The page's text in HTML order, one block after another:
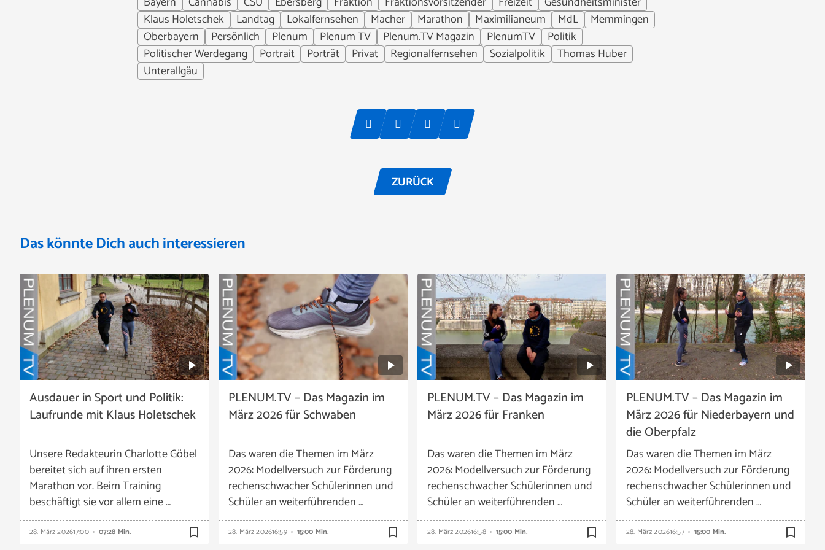
Klaus Holetschek
Landtag Lokalfernsehen Macher Marathon Maximilianeum MdL
Memmingen
Oberbayern
Persönlich Plenum Plenum TV Plenum.TV Magazin PlenumTV
Politik
Politischer Werdegang
Portrait Porträt Privat Regionalfernsehen Sozialpolitik
Thomas Huber
Unterallgäu
ZURÜCK
Das könnte Dich auch interessieren
Ausdauer in Sport und Politik:
Laufrunde mit Klaus Holetschek
Unsere Redakteurin Charlotte Göbel
bereitet sich auf ihren ersten
Marathon vor. Beim Training
beschäftigt sie vor allem eine …
28. März 202617:00 07:28 Min. bookmark_border
PLENUM.TV – Das Magazin im
März 2026 für Schwaben
Das waren die Themen im März
2026: Modellversuch zur Förderung
rechenschwacher Schülerinnen und
Schüler an weiterführenden …
28. März 202616:59 15:00 Min. bookmark_border
PLENUM.TV – Das Magazin im
März 2026 für Franken
Das waren die Themen im März
2026: Modellversuch zur Förderung
rechenschwacher Schülerinnen und
Schüler an weiterführenden …
28. März 202616:58 15:00 Min. bookmark_border
PLENUM.TV – Das Magazin im
März 2026 für Niederbayern und
die Oberpfalz
Das waren die Themen im März
2026: Modellversuch zur Förderung
rechenschwacher Schülerinnen und
Schüler an weiterführenden …
28. März 202616:57 15:00 Min. bookmark_border